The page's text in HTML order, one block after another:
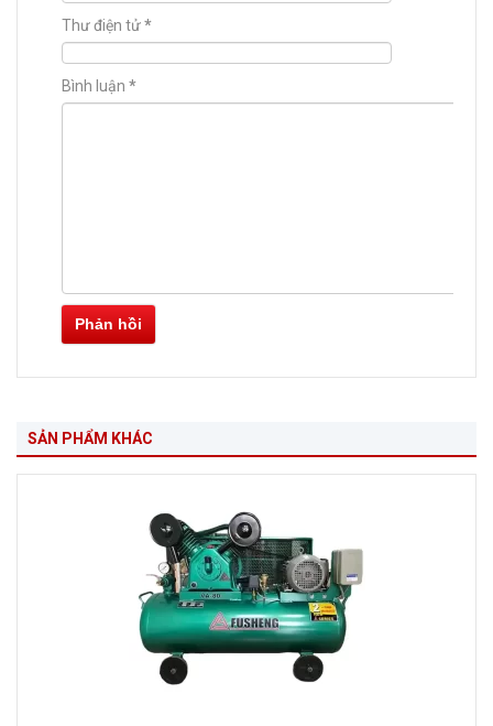
Thư điện tử*
Bình luận *
Phản hồi
SẢN PHẨM KHÁC